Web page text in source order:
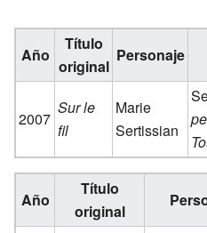
Año
Título
original
Personaje
2007
Sur le
fil
Marie
Sertissian
Año
Título
original